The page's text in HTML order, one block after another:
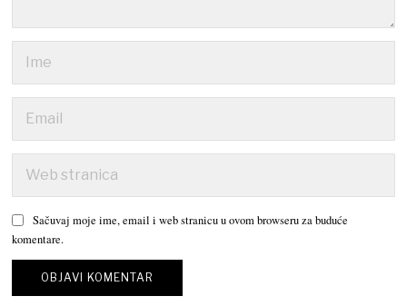
Sačuvaj moje ime, email i web stranicu u ovom browseru za buduće
komentare.